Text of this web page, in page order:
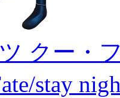
クー・
stay